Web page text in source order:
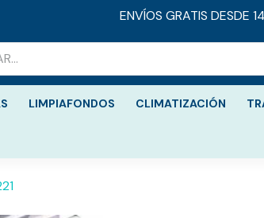
ENVÍOS GRATIS DESDE
LIMPIAFONDOS CLIMATIZACIÓN